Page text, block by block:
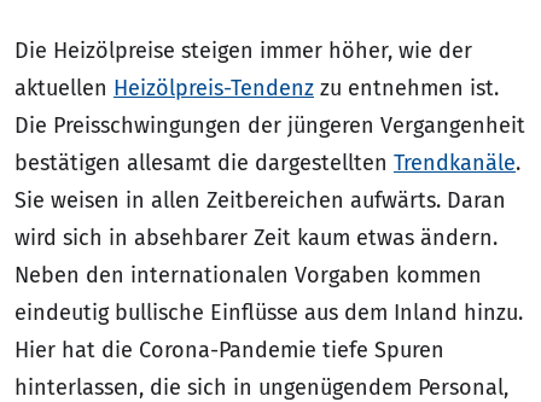
Die Heizölpreise steigen immer höher, wie der
aktuellen Heizölpreis-Tendenz zu entnehmen ist.
Die Preisschwingungen der jüngeren Vergangenheit
bestätigen allesamt die dargestellten Trendkanäle.
Sie weisen in allen Zeitbereichen aufwärts. Daran
wird sich in absehbarer Zeit kaum etwas ändern.
Neben den internationalen Vorgaben kommen
eindeutig bullische Einflüsse aus dem Inland hinzu.
Hier hat die Corona-Pandemie tiefe Spuren
hinterlassen, die sich in ungenügendem Personal,